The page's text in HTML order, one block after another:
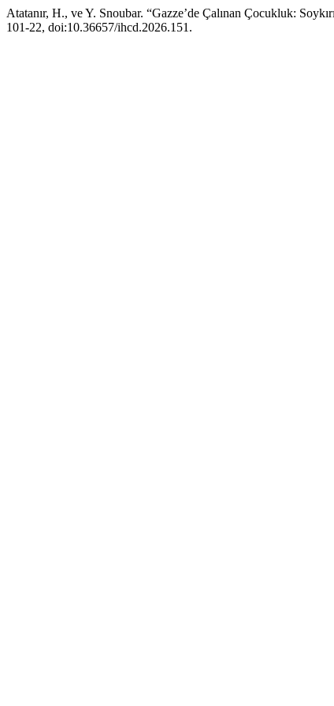
Atatanır, H., ve Y. Snoubar. “Gazze’de Çalınan Çocukluk:
101-22, doi:10.36657/ihcd.2026.151.